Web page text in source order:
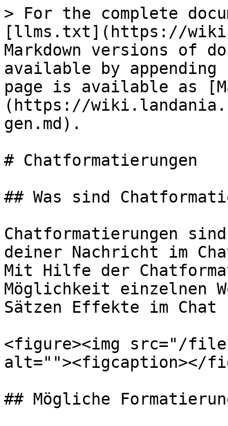
> For the complete
[llms.txt](https://
Markdown versions of
available by
page is available as
(https://
gen.md).
# Chatformatierungen
## Was sind
Chatformatierungen
deiner Nachricht im
Mit Hilfe der
Möglichkeit einzelnen
Sätzen Effekte im Chat
<figure><img src="/files/
alt=""><figcaption></
## Mögliche